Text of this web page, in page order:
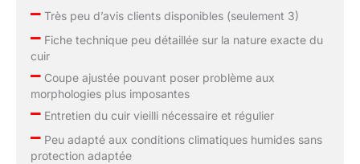
–Très peu d’avis clients disponibles (seulement 3)
–Fiche technique peu détaillée sur la nature exacte du
cuir
–Coupe ajustée pouvant poser problème aux
morphologies plus imposantes
–Entretien du cuir vieilli nécessaire et régulier
–Peu adapté aux conditions climatiques humides sans
protection adaptée